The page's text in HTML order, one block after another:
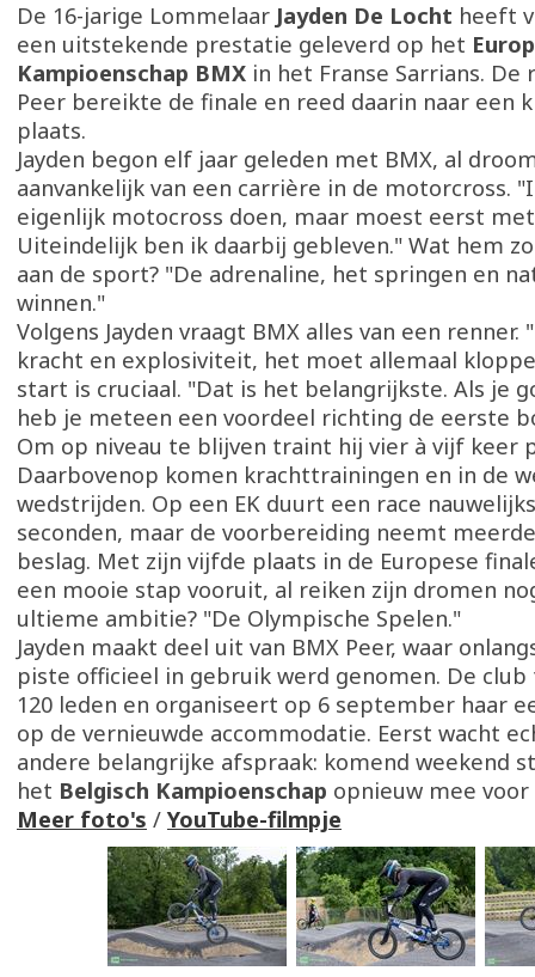
De 16-jarige Lommelaar Jayden De Locht heeft
een uitstekende prestatie geleverd op het
Kampioenschap BMX in het Franse Sarrians. De
Peer bereikte de finale en reed daarin naar een
plaats.
Jayden begon elf jaar geleden met BMX, al
aanvankelijk van een carrière in de motorcross.
eigenlijk motocross doen, maar moest eerst
Uiteindelijk ben ik daarbij gebleven." Wat hem
aan de sport? "De adrenaline, het springen en
winnen."
Volgens Jayden vraagt BMX alles van een renner.
kracht en explosiviteit, het moet allemaal
start is cruciaal. "Dat is het belangrijkste. Als je
heb je meteen een voordeel richting de eerste
Om op niveau te blijven traint hij vier à vijf keer
Daarbovenop komen krachttrainingen en in de
wedstrijden. Op een EK duurt een race
seconden, maar de voorbereiding neemt
beslag. Met zijn vijfde plaats in de Europese
een mooie stap vooruit, al reiken zijn dromen
ultieme ambitie? "De Olympische Spelen."
Jayden maakt deel uit van BMX Peer, waar
piste officieel in gebruik werd genomen. De
120 leden en organiseert op 6 september haar
op de vernieuwde accommodatie. Eerst wacht
andere belangrijke afspraak: komend weekend
het Belgisch Kampioenschap opnieuw mee
Meer foto's / YouTube-filmpje